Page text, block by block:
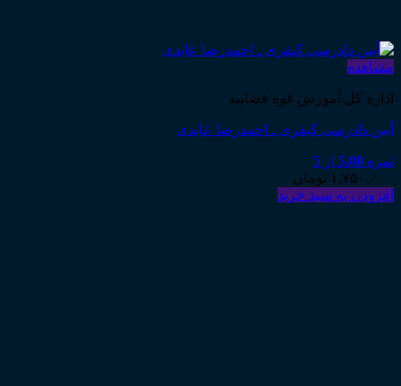
مشاهده
اداره کل آموزش قوه قضاییه
آیین دادرسی کیفری ـ احمدرضا عابدی
نمره 5.00 از 5
۱,۷۵۰,۰۰۰ تومان
افزودن به سبد خرید